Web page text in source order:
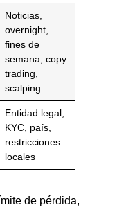
Noticias,
overnight,
fines de
semana, copy
trading,
scalping
Entidad legal,
KYC, país,
restricciones
locales
de pérdida,